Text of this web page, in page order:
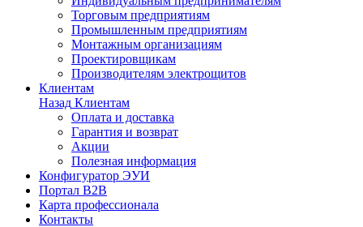
Торговым предприятиям
Промышленным предприятиям
Монтажным организациям
Проектировщикам
Производителям электрощитов
Клиентам
Назад Клиентам
Оплата и доставка
Гарантия и возврат
Акции
Полезная информация
Конфигуратор ЭУИ
Портал B2B
Карта профессионала
Контакты